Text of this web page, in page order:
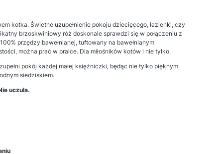
kotka. Świetne uzupełnienie pokoju dziecięcego, łazienki, czy
brzoskwiniowy róż doskonale sprawdzi się w połączeniu z
przędzy bawełnianej, tuftowany na bawełnianym
można prać w pralce. Dla miłośników kotów i nie tylko.
pokój każdej małej księżniczki, będąc nie tylko pięknym
siedziskiem.
uczula.